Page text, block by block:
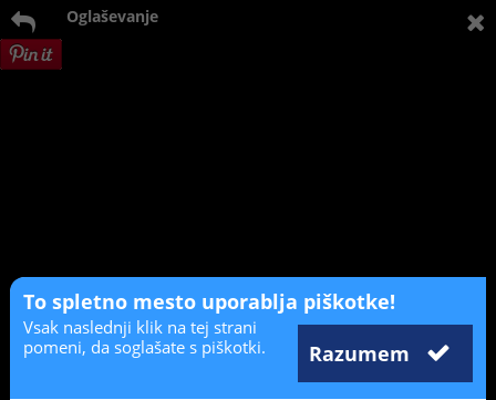
Oglaševanje
To spletno mesto uporablja piškotke!
Razumem
Vsak naslednji klik na tej strani
pomeni, da soglašate s piškotki.